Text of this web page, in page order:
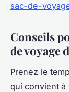
sac-de-
Conseils
de voyage
Prenez le
qui convient à